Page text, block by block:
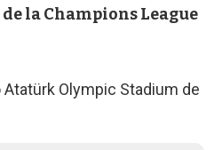
la Champions League
Olympic Stadium de